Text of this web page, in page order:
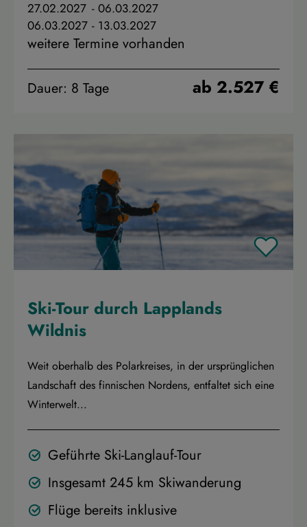
27.02.2027 - 06.03.2027
06.03.2027 - 13.03.2027
weitere Termine vorhanden
Dauer: 8 Tage ab 2.527 €
Ski-Tour durch Lapplands
Wildnis
Weit oberhalb des Polarkreises, in der ursprünglichen
Landschaft des finnischen Nordens, entfaltet sich eine
Winterwelt...
Geführte Ski-Langlauf-Tour
Insgesamt 245 km Skiwanderung
Flüge bereits inklusive